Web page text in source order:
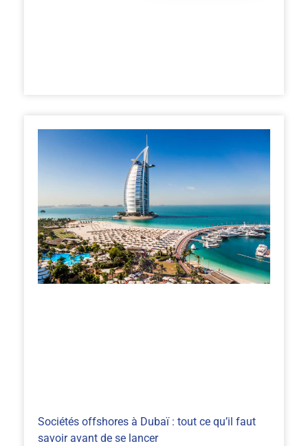
Sociétés offshores à Dubaï : tout ce qu’il faut
savoir avant de se lancer